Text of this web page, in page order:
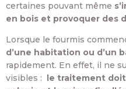
certaines pouvant même
en bois et provoquer des
Lorsque le fourmis
d’une habitation ou d’un
rapidement. En effet, il ne
visibles : le traitement